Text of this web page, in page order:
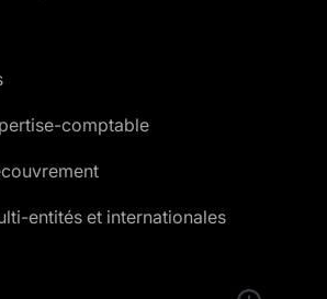
comptable
entités et internationales